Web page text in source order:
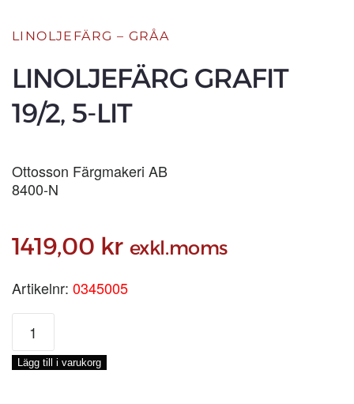
LINOLJEFÄRG – GRÅA
LINOLJEFÄRG GRAFIT
19/2, 5-LIT
Ottosson Färgmakeri AB
8400-N
1419,00 kr exkl.moms
Artikelnr: 0345005
LINOLJEFÄRG
GRAFIT
19/2,
5-
Lägg till i varukorg